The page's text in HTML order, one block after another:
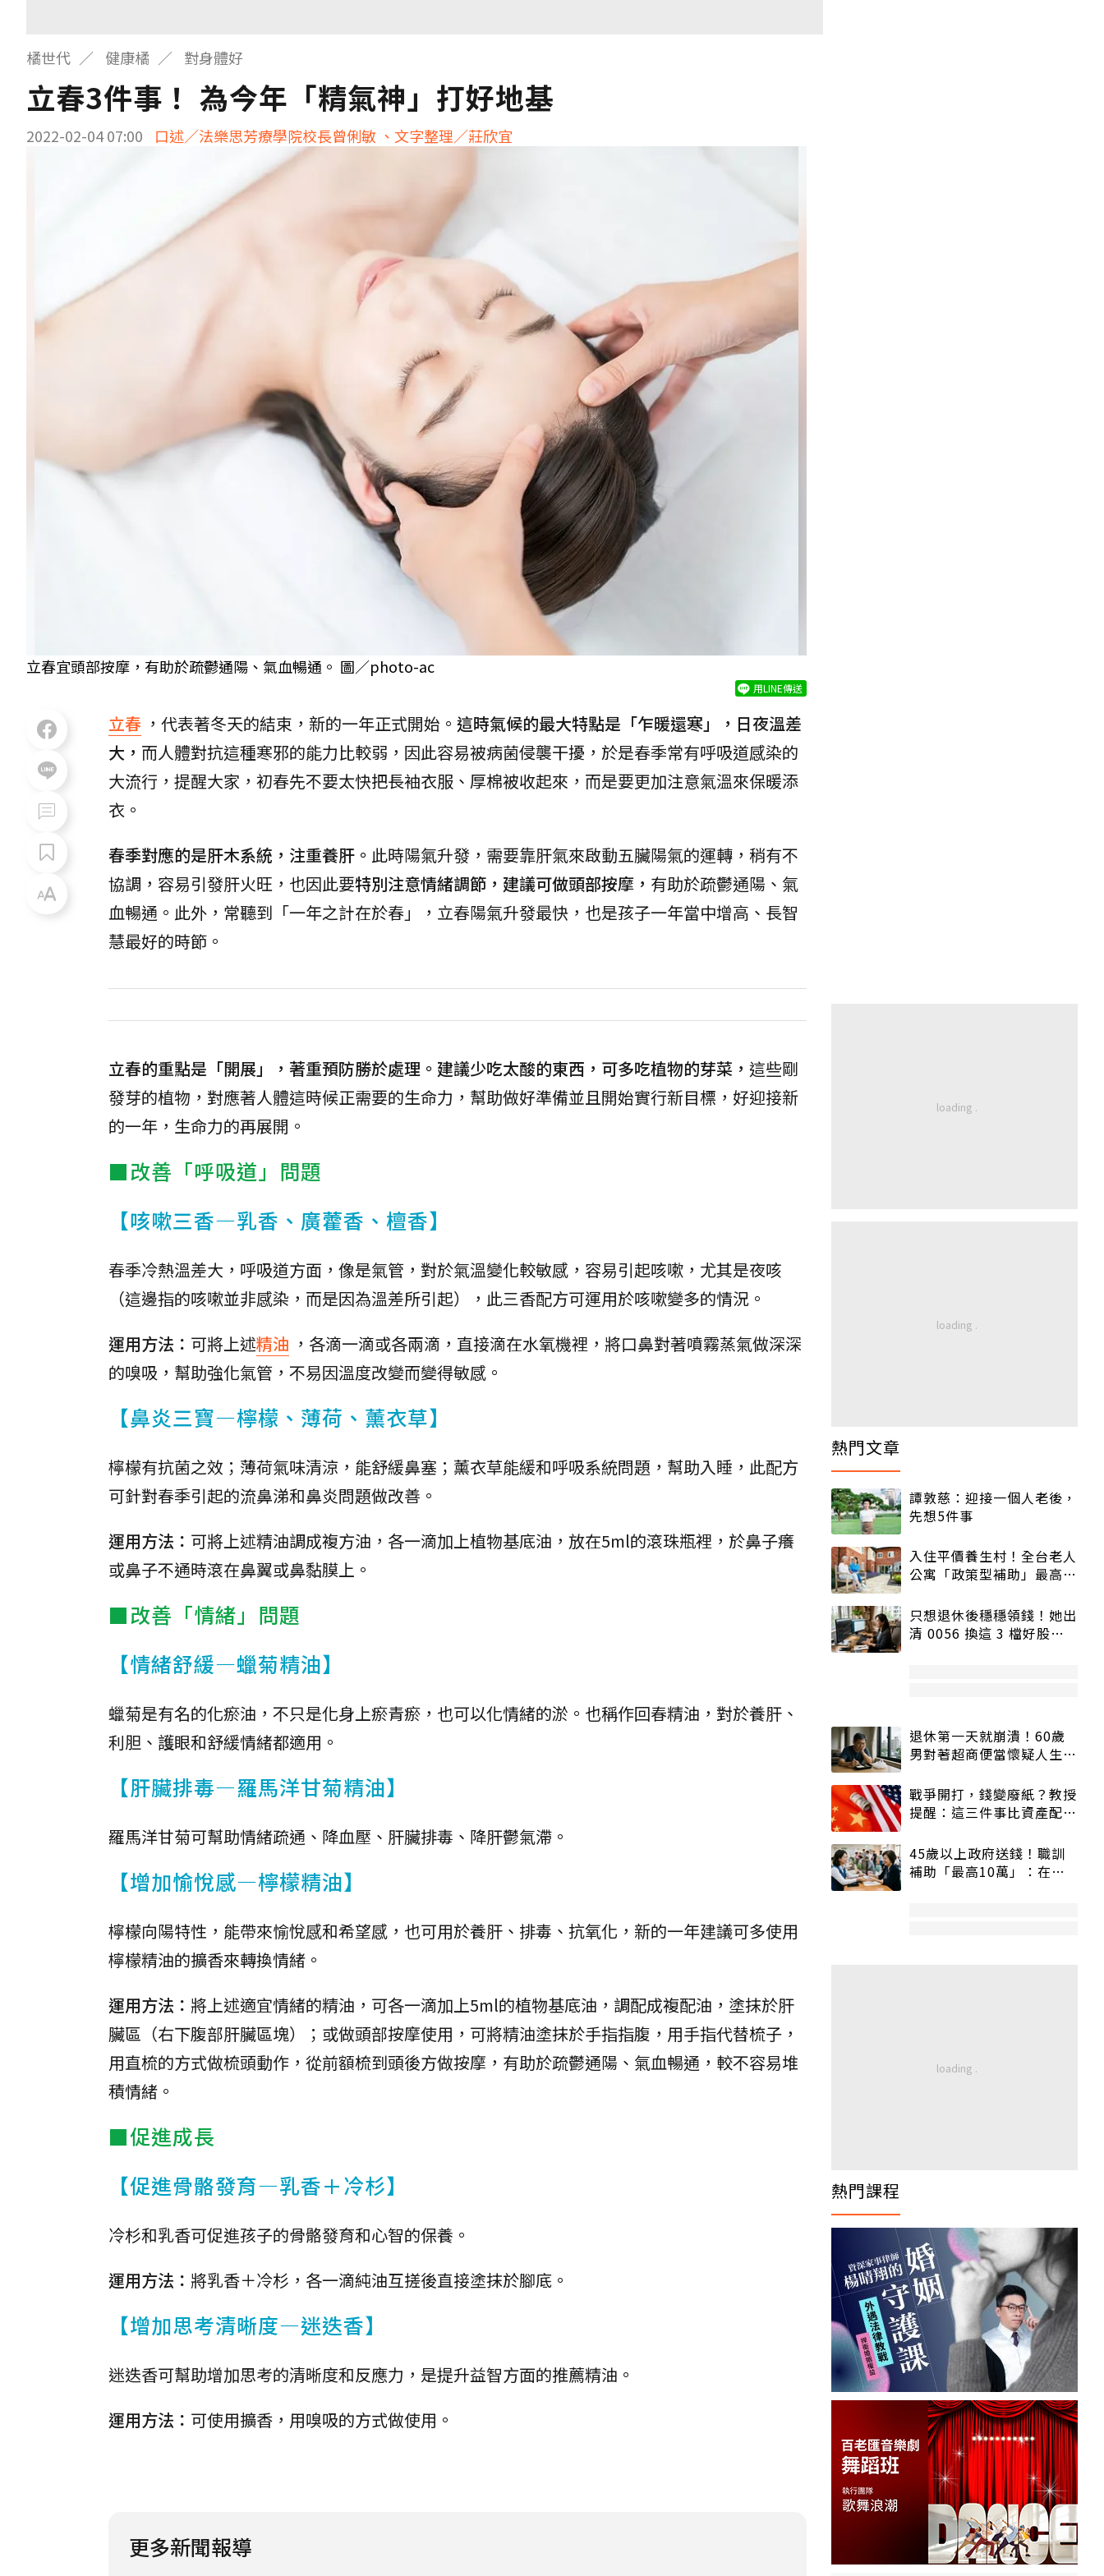
橘世代 健康橘 對身體好
立春3件事！ 為今年「精氣神」打好地基
2022-02-04 07:00 口述／法樂思芳療學院校長曾俐敏 、文字整理／莊欣宜
立春宜頭部按摩，有助於疏鬱通陽、氣血暢通。 圖／photo-ac
用LINE傳送
立春 ，代表著冬天的結束，新的一年正式開始。 這時氣候的最大特點是「乍暖還寒」，日夜溫差
大， 而人體對抗這種寒邪的能力比較弱，因此容易被病菌侵襲干擾，於是春季常有呼吸道感染的
大流行，提醒大家，初春先不要太快把長袖衣服、厚棉被收起來，而是要更加注意氣溫來保暖添
衣。
春季對應的是肝木系統，注重養肝。 此時陽氣升發，需要靠肝氣來啟動五臟陽氣的運轉，稍有不
協調，容易引發肝火旺，也因此要特別注意情緒調節，建議可做頭部按摩， 有助於疏鬱通陽、氣
血暢通。此外，常聽到「一年之計在於春」，立春陽氣升發最快，也是孩子一年當中增高、長智
慧最好的時節。
立春的重點是「開展」，著重預防勝於處理。建議少吃太酸的東西，可多吃植物的芽菜， 這些剛
發芽的植物，對應著人體這時候正需要的生命力，幫助做好準備並且開始實行新目標，好迎接新
的一年，生命力的再展開。
■改善「呼吸道」問題
【咳嗽三香—乳香、廣藿香、檀香】
春季冷熱溫差大，呼吸道方面，像是氣管，對於氣溫變化較敏感，容易引起咳嗽，尤其是夜咳
（這邊指的咳嗽並非感染，而是因為溫差所引起），此三香配方可運用於咳嗽變多的情況。
運用方法： 可將上述精油 ，各滴一滴或各兩滴，直接滴在水氧機裡，將口鼻對著噴霧蒸氣做深深
的嗅吸，幫助強化氣管，不易因溫度改變而變得敏感。
【鼻炎三寶—檸檬、薄荷、薰衣草】
檸檬有抗菌之效；薄荷氣味清涼，能舒緩鼻塞；薰衣草能緩和呼吸系統問題，幫助入睡，此配方
可針對春季引起的流鼻涕和鼻炎問題做改善。
運用方法： 可將上述精油調成複方油，各一滴加上植物基底油，放在5ml的滾珠瓶裡，於鼻子癢
或鼻子不通時滾在鼻翼或鼻黏膜上。
■改善「情緒」問題
【情緒舒緩—蠟菊精油】
蠟菊是有名的化瘀油，不只是化身上瘀青瘀，也可以化情緒的淤。也稱作回春精油，對於養肝、
利胆、護眼和舒緩情緒都適用。
【肝臟排毒—羅馬洋甘菊精油】
羅馬洋甘菊可幫助情緒疏通、降血壓、肝臟排毒、降肝鬱氣滯。
【增加愉悅感—檸檬精油】
檸檬向陽特性，能帶來愉悅感和希望感，也可用於養肝、排毒、抗氧化，新的一年建議可多使用
檸檬精油的擴香來轉換情緒。
運用方法： 將上述適宜情緒的精油，可各一滴加上5ml的植物基底油，調配成複配油，塗抹於肝
臟區（右下腹部肝臟區塊）；或做頭部按摩使用，可將精油塗抹於手指指腹，用手指代替梳子，
用直梳的方式做梳頭動作，從前額梳到頭後方做按摩，有助於疏鬱通陽、氣血暢通，較不容易堆
積情緒。
■促進成長
【促進骨骼發育—乳香＋冷杉】
冷杉和乳香可促進孩子的骨骼發育和心智的保養。
運用方法： 將乳香＋冷杉，各一滴純油互搓後直接塗抹於腳底。
【增加思考清晰度—迷迭香】
迷迭香可幫助增加思考的清晰度和反應力，是提升益智方面的推薦精油。
運用方法： 可使用擴香，用嗅吸的方式做使用。
更多新聞報導
熱門文章
譚敦慈：迎接一個人老後，
先想5件事
入住平價養生村！全台老人
公寓「政策型補助」最高打
只想退休後穩穩領錢！她出
清 0056 換這 3 檔好股：
退休第一天就崩潰！60歲
男對著超商便當懷疑人生
戰爭開打，錢變廢紙？教授
提醒：這三件事比資產配置
45歲以上政府送錢！職訓
補助「最高10萬」：在
熱門課程